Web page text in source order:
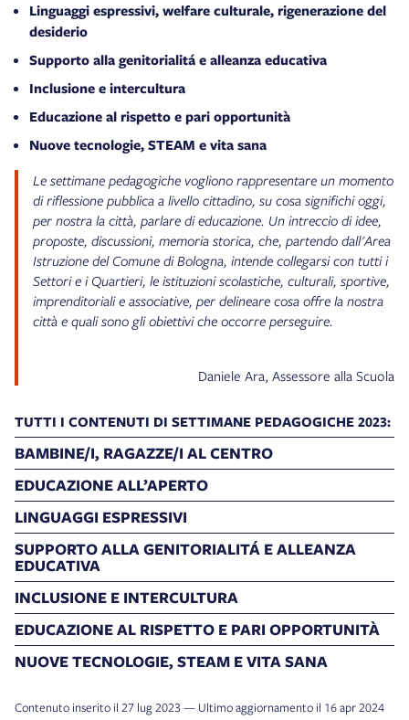
Linguaggi espressivi, welfare culturale, rigenerazione del
desiderio
Supporto alla genitorialitá e alleanza educativa
Inclusione e intercultura
Educazione al rispetto e pari opportunità
Nuove tecnologie, STEAM e vita sana
Le settimane pedagogiche vogliono rappresentare un momento
di riflessione pubblica a livello cittadino, su cosa significhi oggi,
per nostra la città, parlare di educazione. Un intreccio di idee,
proposte, discussioni, memoria storica, che, partendo dall'Area
Istruzione del Comune di Bologna, intende collegarsi con tutti i
Settori e i Quartieri, le istituzioni scolastiche, culturali, sportive,
imprenditoriali e associative, per delineare cosa offre la nostra
città e quali sono gli obiettivi che occorre perseguire.
Daniele Ara, Assessore alla Scuola
TUTTI I CONTENUTI DI SETTIMANE PEDAGOGICHE 2023:
BAMBINE/I, RAGAZZE/I AL CENTRO
EDUCAZIONE ALL’APERTO
LINGUAGGI ESPRESSIVI
SUPPORTO ALLA GENITORIALITÁ E ALLEANZA
EDUCATIVA
INCLUSIONE E INTERCULTURA
EDUCAZIONE AL RISPETTO E PARI OPPORTUNITÀ
NUOVE TECNOLOGIE, STEAM E VITA SANA
Contenuto inserito il 27 lug 2023 — Ultimo aggiornamento il 16 apr 2024